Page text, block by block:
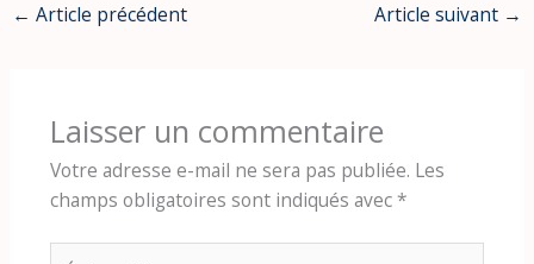
← Article précédent Article suivant →
Laisser un commentaire
Votre adresse e-mail ne sera pas publiée. Les
champs obligatoires sont indiqués avec*
Écrivez